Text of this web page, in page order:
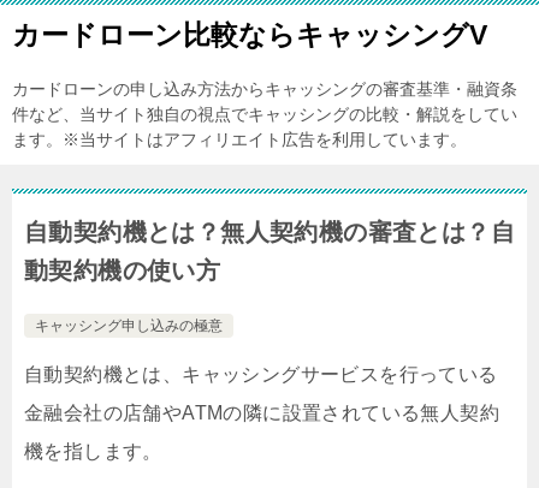
カードローン比較ならキャッシングV
カードローンの申し込み方法からキャッシングの審査基準・融資条
件など、当サイト独自の視点でキャッシングの比較・解説をしてい
ます。※当サイトはアフィリエイト広告を利用しています。
自動契約機とは？無人契約機の審査とは？自
動契約機の使い方
キャッシング申し込みの極意
自動契約機とは、キャッシングサービスを行っている
金融会社の店舗やATMの隣に設置されている無人契約
機を指します。